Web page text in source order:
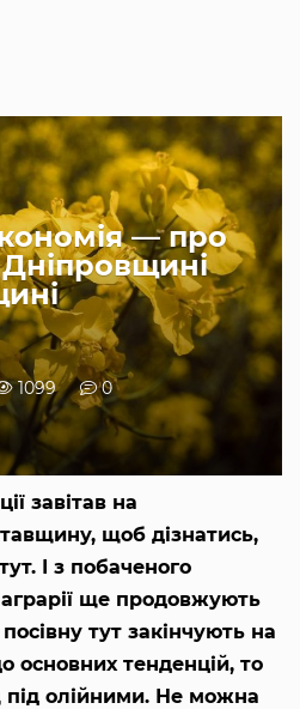
— про
1099
0
завітав на
щоб дізнатись,
І з побаченого
ще продовжують
тут закінчують на
основних тенденцій, то
олійними. Не можна